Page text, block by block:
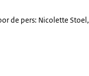
de pers: Nicolette Stoel,